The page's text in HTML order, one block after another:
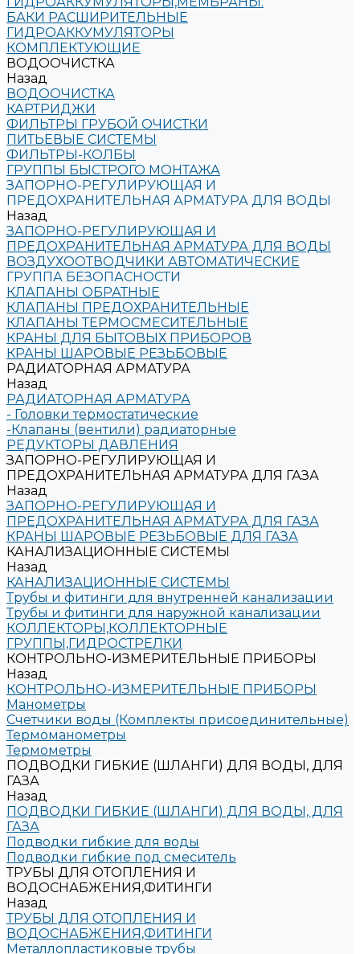
БАКИ РАСШИРИТЕЛЬНЫЕ
ГИДРОАККУМУЛЯТОРЫ
КОМПЛЕКТУЮЩИЕ
ВОДООЧИСТКА
Назад
ВОДООЧИСТКА
КАРТРИДЖИ
ФИЛЬТРЫ ГРУБОЙ ОЧИСТКИ
ПИТЬЕВЫЕ СИСТЕМЫ
ФИЛЬТРЫ-КОЛБЫ
ГРУППЫ БЫСТРОГО МОНТАЖА
ЗАПОРНО-РЕГУЛИРУЮЩАЯ И
ПРЕДОХРАНИТЕЛЬНАЯ АРМАТУРА ДЛЯ ВОДЫ
Назад
ЗАПОРНО-РЕГУЛИРУЮЩАЯ И
ПРЕДОХРАНИТЕЛЬНАЯ АРМАТУРА ДЛЯ ВОДЫ
ВОЗДУХООТВОДЧИКИ АВТОМАТИЧЕСКИЕ
ГРУППА БЕЗОПАСНОСТИ
КЛАПАНЫ ОБРАТНЫЕ
КЛАПАНЫ ПРЕДОХРАНИТЕЛЬНЫЕ
КЛАПАНЫ ТЕРМОСМЕСИТЕЛЬНЫЕ
КРАНЫ ДЛЯ БЫТОВЫХ ПРИБОРОВ
КРАНЫ ШАРОВЫЕ РЕЗЬБОВЫЕ
РАДИАТОРНАЯ АРМАТУРА
Назад
РАДИАТОРНАЯ АРМАТУРА
- Головки термостатические
-Клапаны (вентили) радиаторные
РЕДУКТОРЫ ДАВЛЕНИЯ
ЗАПОРНО-РЕГУЛИРУЮЩАЯ И
ПРЕДОХРАНИТЕЛЬНАЯ АРМАТУРА ДЛЯ ГАЗА
Назад
ЗАПОРНО-РЕГУЛИРУЮЩАЯ И
ПРЕДОХРАНИТЕЛЬНАЯ АРМАТУРА ДЛЯ ГАЗА
КРАНЫ ШАРОВЫЕ РЕЗЬБОВЫЕ ДЛЯ ГАЗА
КАНАЛИЗАЦИОННЫЕ СИСТЕМЫ
Назад
КАНАЛИЗАЦИОННЫЕ СИСТЕМЫ
Трубы и фитинги для внутренней канализации
Трубы и фитинги для наружной канализации
КОЛЛЕКТОРЫ,КОЛЛЕКТОРНЫЕ
ГРУППЫ,ГИДРОСТРЕЛКИ
КОНТРОЛЬНО-ИЗМЕРИТЕЛЬНЫЕ ПРИБОРЫ
Назад
КОНТРОЛЬНО-ИЗМЕРИТЕЛЬНЫЕ ПРИБОРЫ
Манометры
Счетчики воды (Комплекты присоединительные)
Термоманометры
Термометры
ПОДВОДКИ ГИБКИЕ (ШЛАНГИ) ДЛЯ ВОДЫ, ДЛЯ
ГАЗА
Назад
ПОДВОДКИ ГИБКИЕ (ШЛАНГИ) ДЛЯ ВОДЫ, ДЛЯ
ГАЗА
Подводки гибкие для воды
Подводки гибкие под смеситель
ТРУБЫ ДЛЯ ОТОПЛЕНИЯ И
ВОДОСНАБЖЕНИЯ,ФИТИНГИ
Назад
ТРУБЫ ДЛЯ ОТОПЛЕНИЯ И
ВОДОСНАБЖЕНИЯ,ФИТИНГИ
Металлопластиковые трубы